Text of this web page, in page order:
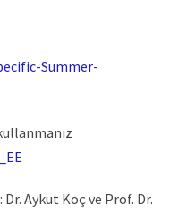
Summer-
Aykut Koç ve Prof. Dr.